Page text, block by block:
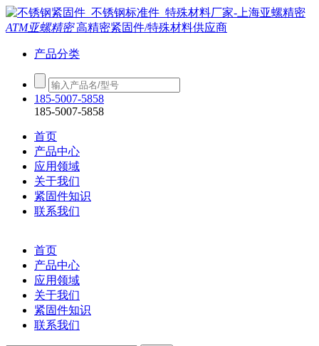
ATM亚螺精密高精密紧固件/特殊材料供应商
产品分类
185-5007-5858
185-5007-5858
首页
产品中心
应用领域
关于我们
紧固件知识
联系我们
首页
产品中心
应用领域
关于我们
紧固件知识
联系我们